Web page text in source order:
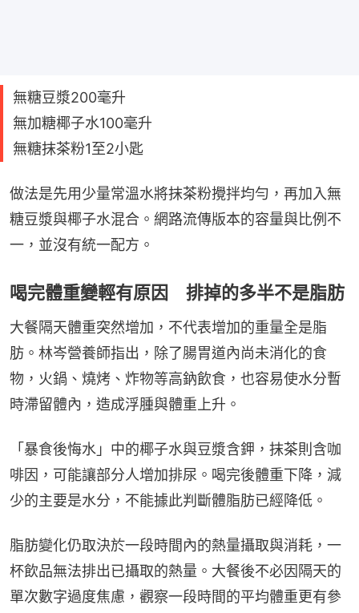
無糖豆漿200毫升
無加糖椰子水100毫升
無糖抹茶粉1至2小匙
做法是先用少量常溫水將抹茶粉攪拌均勻，再加入無
糖豆漿與椰子水混合。網路流傳版本的容量與比例不
一，並沒有統一配方。
喝完體重變輕有原因 排掉的多半不是脂肪
大餐隔天體重突然增加，不代表增加的重量全是脂
肪。林岑營養師指出，除了腸胃道內尚未消化的食
物，火鍋、燒烤、炸物等高鈉飲食，也容易使水分暫
時滯留體內，造成浮腫與體重上升。
「暴食後悔水」中的椰子水與豆漿含鉀，抹茶則含咖
啡因，可能讓部分人增加排尿。喝完後體重下降，減
少的主要是水分，不能據此判斷體脂肪已經降低。
脂肪變化仍取決於一段時間內的熱量攝取與消耗，一
杯飲品無法排出已攝取的熱量。大餐後不必因隔天的
單次數字過度焦慮，觀察一段時間的平均體重更有參